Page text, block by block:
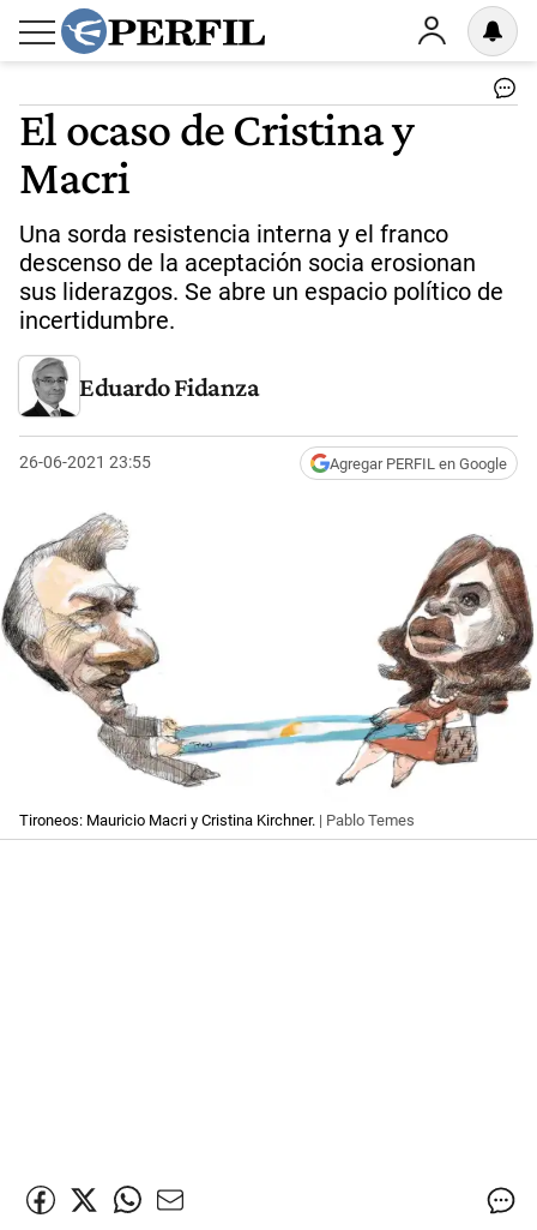
El ocaso de Cristina y
Macri
Una sorda resistencia interna y el franco
descenso de la aceptación socia erosionan
sus liderazgos. Se abre un espacio político de
incertidumbre.
Eduardo Fidanza
26-06-2021 23:55 Agregar PERFIL en Google
Tironeos: Mauricio Macri y Cristina Kirchner. | Pablo Temes